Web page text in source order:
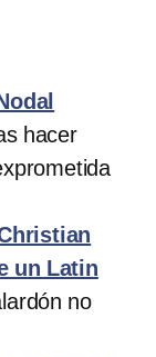
hacer
un Latin
no